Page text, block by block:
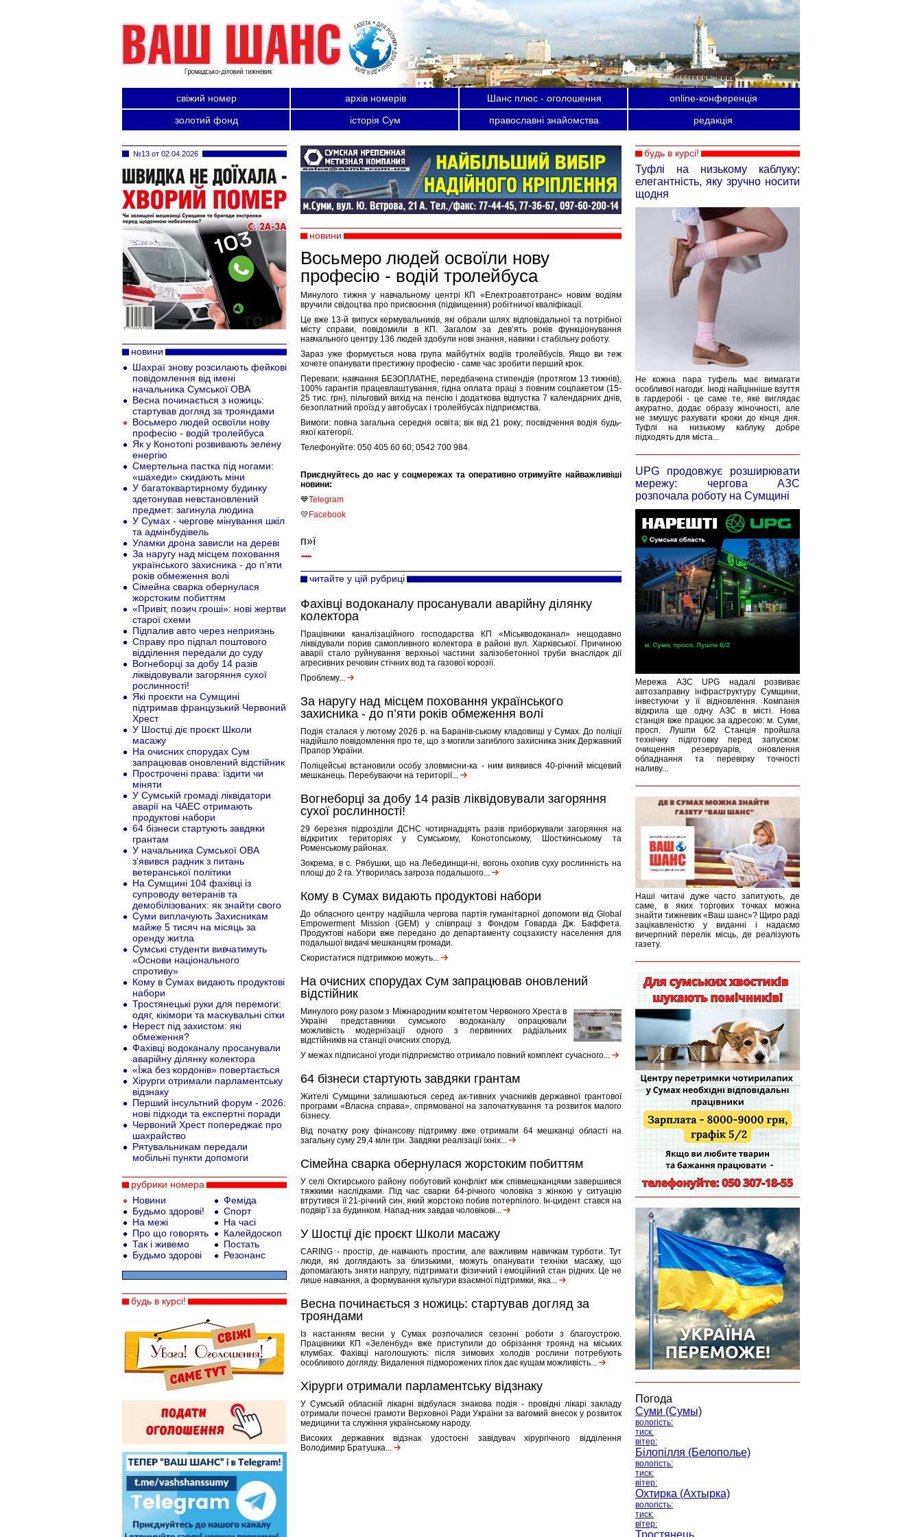
свіжий номер архів номерів Шанс плюс - оголошення
online-конференція
золотий фонд
історія Сум православні знайомства редакція
новини
Восьмеро людей освоїли нову
професію - водій тролейбуса
Минулого тижня у навчальному центрі КП «Електроавтотранс» новим водіям
вручили свідоцтва про присвоєння (підвищення) робітничої кваліфікації.
Це вже 13-й випуск кермувальників, які обрали шлях відповідальної та потрібної
місту справи, повідомили в КП. Загалом за дев’ять років функціонування
навчального центру 136 людей здобули нові знання, навики і стабільну роботу.
Зараз уже формується нова група майбутніх водіїв тролейбусів. Якщо ви теж
хочете опанувати престижну професію - саме час зробити перший крок.
Переваги: навчання БЕЗОПЛАТНЕ, передбачена стипендія (протягом 13 тижнів),
100% гарантія працевлаштування, гідна оплата праці з повним соцпакетом (15-
25 тис. грн), пільговий вихід на пенсію і додаткова відпустка 7 календарних днів,
безоплатний проїзд у автобусах і тролейбусах підприємства.
Вимоги: повна загальна середня освіта; вік від 21 року; посвідчення водія будь-
якої категорії.
Телефонуйте: 050 405 60 60; 0542 700 984.
Приєднуйтесь до нас у соцмережах та оперативно отримуйте найважливіші
новини:
💙Telegram
💛 Facebook
п»ї
читайте у цій рубриці
Фахівці водоканалу просанували аварійну ділянку
колектора
Працівники каналізаційного господарства КП «Міськводоканал» нещодавно
ліквідували порив самопливного колектора в районі вул. Харківської. Причиною
аварії стало руйнування верхньої частини залізобетонної труби внаслідок дії
агресивних речовин стічних вод та газової корозії.
Проблему...
За наругу над місцем поховання українського
захисника - до п’яти років обмеження волі
Подія сталася у лютому 2026 р. на Баранів-ському кладовищі у Сумах. До поліції
надійшло повідомлення про те, що з могили загиблого захисника зник Державний
Прапор України.
Поліцейські встановили особу зловмисни-ка - ним виявився 40-річний місцевий
мешканець. Перебуваючи на території...
Вогнеборці за добу 14 разів ліквідовували загоряння
сухої рослинності!
29 березня підрозділи ДСНС чотирнадцять разів приборкували загоряння на
відкритих територіях у Сумському, Конотопському, Шосткинському та
Роменському районах.
Зокрема, в с. Рябушки, що на Лебединщи-ні, вогонь охопив суху рослинність на
площі до 2 га. Утворилась загроза подальшого...
Кому в Сумах видають продуктові набори
До обласного центру надійшла чергова партія гуманітарної допомоги від Global
Empowerment Mission (GEM) у співпраці з Фондом Говарда Дж. Баффета.
Продуктові набори вже передано до департаменту соцзахисту населення для
подальшої видачі мешканцям громади.
Скористатися підтримкою можуть...
На очисних спорудах Сум запрацював оновлений
відстійник
Минулого року разом з Міжнародним комітетом Червоного Хреста в
Україні представники сумського водоканалу опрацювали
можливість модернізації одного з первинних радіальних
відстійників на станції очисних споруд.
У межах підписаної угоди підприємство отримало повний комплект сучасного...
64 бізнеси стартують завдяки грантам
Жителі Сумщини залишаються серед ак-тивних учасників державної грантової
програми «Власна справа», спрямованої на започаткування та розвиток малого
бізнесу.
Від початку року фінансову підтримку вже отримали 64 мешканці області на
загальну суму 29,4 млн грн. Завдяки реалізації їхніх...
Сімейна сварка обернулася жорстоким побиттям
У селі Охтирського району побутовий конфлікт між співмешканцями завершився
тяжкими наслідками. Під час сварки 64-річного чоловіка з жінкою у ситуацію
втрутився її 21-річний син, який жорстоко побив потерпілого. Ін-цидент стався на
подвір’ї за будинком. Напад-ник завдав чоловікові...
У Шостці діє проєкт Школи масажу
CARING - простір, де навчають простим, але важливим навичкам турботи. Тут
люди, які доглядають за близькими, можуть опанувати техніки масажу, що
допомагають зняти напругу, підтримати фізичний і емоційний стан рідних. Це не
лише навчання, а формування культури взаємної підтримки, яка...
Весна починається з ножиць: стартував догляд за
трояндами
Із настанням весни у Сумах розпочалися сезонні роботи з благоустрою.
Працівники КП «Зеленбуд» вже приступили до обрізання троянд на міських
клумбах. Фахівці наголошують: після зимових холодів рослини потребують
особливого догляду. Видалення підморожених гілок дає кущам можливість...
Хірурги отримали парламентську відзнаку
У Сумській обласній лікарні відбулася знакова подія - провідні лікарі закладу
отримали почесні грамоти Верховної Ради України за вагомий внесок у розвиток
медицини та служіння українському народу.
Високих державних відзнак удостоєні завідувач хірургічного відділення
Володимир Братушка...
будь в курсі!
Туфлі на низькому каблуку:
елегантність, яку зручно носити
щодня
Не кожна пара туфель має вимагати
особливої нагоди. Іноді найцінніше взуття
в гардеробі - це саме те, яке виглядає
акуратно, додає образу жіночності, але
не змушує рахувати кроки до кінця дня.
Туфлі на низькому каблуку добре
підходять для міста...
UPG продовжує розширювати
мережу: чергова АЗС
розпочала роботу на Сумщині
Мережа АЗС UPG надалі розвиває
автозаправну інфраструктуру Сумщини,
інвестуючи у її відновлення. Компанія
відкрила ще одну АЗС в місті. Нова
станція вже працює за адресою: м. Суми,
просп. Лушпи 6/2 Станція пройшла
технічну підготовку перед запуском:
очищення резервуарів, оновлення
обладнання та перевірку точності
наливу...
Наші читачі дуже часто запитують, де
саме, в яких торгових точках можна
знайти тижневик «Ваш шанс»? Щиро раді
зацікавленістю у виданні і надаємо
вичерпний перелік місць, де реалізують
газету.
Погода
Суми (Сумы)
вологість:
тиск:
вітер:
Білопілля (Белополье)
вологість:
тиск:
вітер:
Охтирка (Ахтырка)
вологість:
тиск:
вітер:
Тростянець
№13 от 02.04.2026
новини
Шахраї знову розсилають фейкові
повідомлення від імені
начальника Сумської ОВА
Весна починається з ножиць:
стартував догляд за трояндами
Восьмеро людей освоїли нову
професію - водій тролейбуса
Як у Конотопі розвивають зелену
енергію
Смертельна пастка під ногами:
«шахеди» скидають міни
У багатоквартирному будинку
здетонував невстановлений
предмет: загинула людина
У Сумах - чергове мінування шкіл
та адмінбудівель
Уламки дрона зависли на дереві
За наругу над місцем поховання
українського захисника - до п’яти
років обмеження волі
Сімейна сварка обернулася
жорстоким побиттям
«Привіт, позич гроші»: нові жертви
старої схеми
Підпалив авто через неприязнь
Справу про підпал поштового
відділення передали до суду
Вогнеборці за добу 14 разів
ліквідовували загоряння сухої
рослинності!
Які проєкти на Сумщині
підтримав французький Червоний
Хрест
У Шостці діє проєкт Школи
масажу
На очисних спорудах Сум
запрацював оновлений відстійник
Прострочені права: їздити чи
міняти
У Сумській громаді ліквідатори
аварії на ЧАЕС отримають
продуктові набори
64 бізнеси стартують завдяки
грантам
У начальника Сумської ОВА
з’явився радник з питань
ветеранської політики
На Сумщині 104 фахівці із
супроводу ветеранів та
демобілізованих: як знайти свого
Суми виплачують Захисникам
майже 5 тисяч на місяць за
оренду житла
Сумські студенти вивчатимуть
«Основи національного
спротиву»
Кому в Сумах видають продуктові
набори
Тростянецькі руки для перемоги:
одяг, кікімори та маскувальні сітки
Нерест під захистом: які
обмеження?
Фахівці водоканалу просанували
аварійну ділянку колектора
«Їжа без кордонів» повертається
Хірурги отримали парламентську
відзнаку
Перший інсультний форум - 2026:
нові підходи та експертні поради
Червоний Хрест попереджає про
шахрайство
Рятувальникам передали
мобільні пункти допомоги
рубрики номера
Новини
Будьмо здорові!
На межі
Про що говорять
Так і живемо
Будьмо здорові
Феміда
Спорт
На часі
Калейдоскоп
Постать
Резонанс
будь в курсі!